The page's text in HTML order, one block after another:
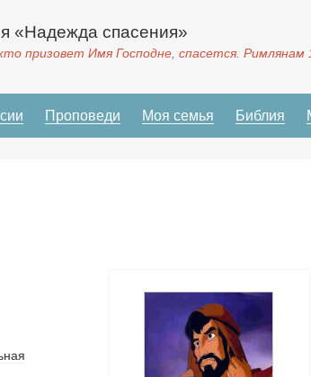
«Надежда спасения»
призовет Имя Господне, спасется. Римлянам
Проповеди Моя семья Библия